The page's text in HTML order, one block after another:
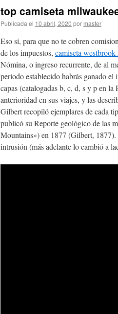
top camiseta
Publicada el 10 abril, 2020 por master
Eso sí, para que no te cobren
de los impuestos, camiseta westbrook
Nómina, o ingreso recurrente, de al
periodo establecido habrás ganado
capas (catalogadas b, c, d, s y p en
anterioridad en sus viajes, y las
Gilbert recopiló ejemplares de cada
publicó su Reporte geológico de las
Mountains») en 1877 (Gilbert,
intrusión (más adelante lo cambió a